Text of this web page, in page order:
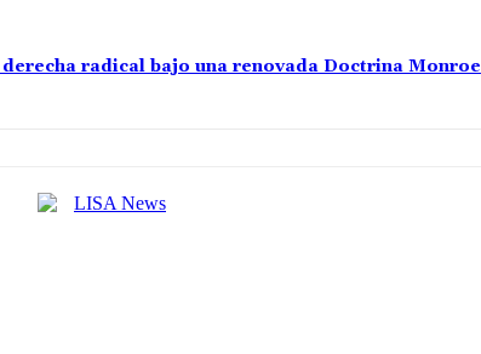
radical bajo una renovada Doctrina Monroe